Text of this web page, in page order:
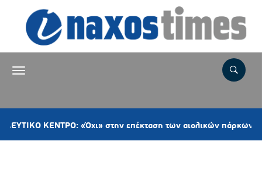
«Όχι» στην επέκταση των αιολικών πάρκων στη Νάξο–